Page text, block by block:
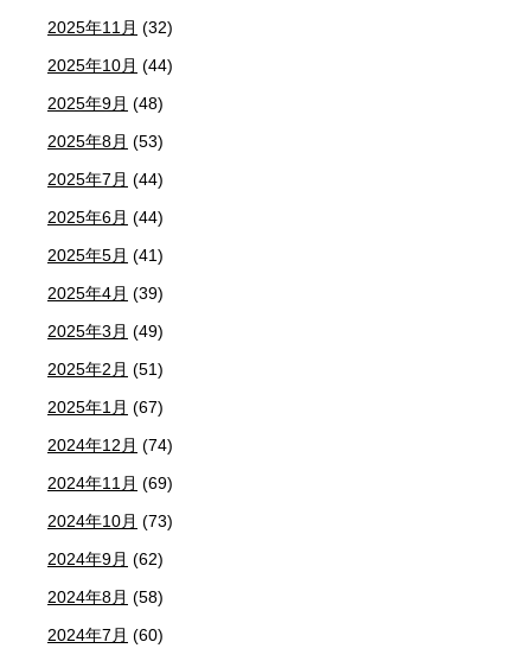
2025年11月 (32)
2025年10月 (44)
2025年9月 (48)
2025年8月 (53)
2025年7月 (44)
2025年6月 (44)
2025年5月 (41)
2025年4月 (39)
2025年3月 (49)
2025年2月 (51)
2025年1月 (67)
2024年12月 (74)
2024年11月 (69)
2024年10月 (73)
2024年9月 (62)
2024年8月 (58)
2024年7月 (60)